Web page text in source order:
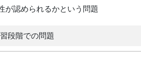
認められるかという問題
段階での問題